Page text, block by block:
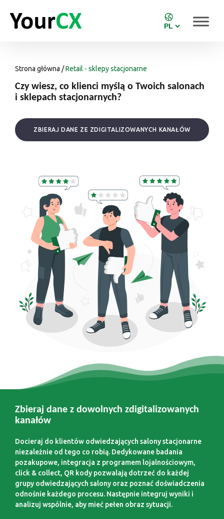
Strona główna /Retail - sklepy stacjonarne
Czy wiesz, co klienci myślą o Twoich salonach
i sklepach stacjonarnych?
ZBIERAJ DANE ZE ZDIGITALIZOWANYCH KANAŁÓW
Zbieraj dane z dowolnych zdigitalizowanych
kanałów
Docieraj do klientów odwiedzających salony stacjonarne
niezależnie od tego co robią. Dedykowane badania
pozakupowe, integracja z programem lojalnościowym,
click & collect, QR kody pozwalają dotrzeć do każdej
grupy odwiedzających salony oraz poznać doświadczenia
odnośnie każdego procesu. Następnie integruj wyniki i
analizuj wspólnie, aby mieć pełen obraz sytuacji.